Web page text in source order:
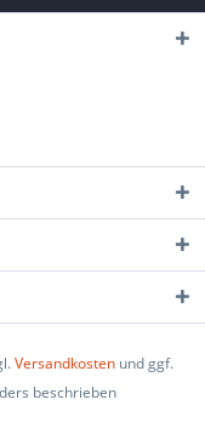
Versandkosten und ggf.
beschrieben